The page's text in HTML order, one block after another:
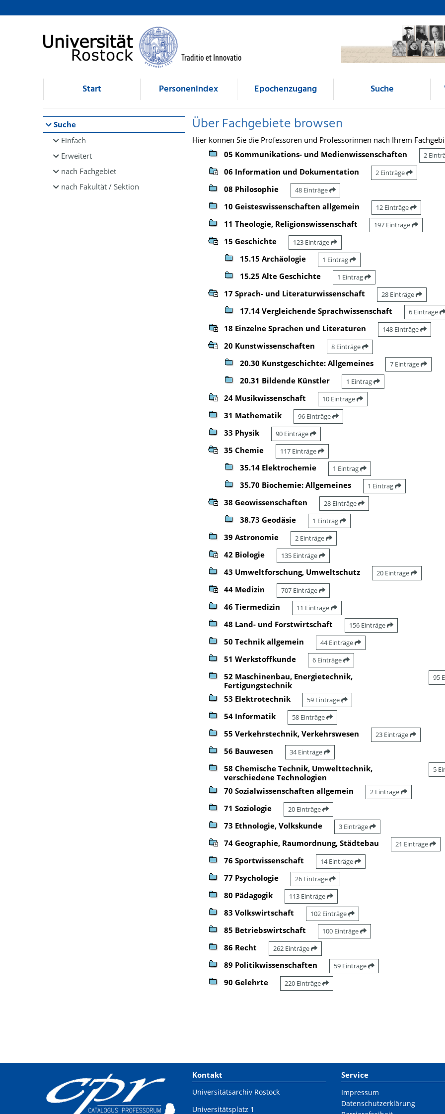
Browsen
direkt zum Inhalt
Start Personenindex Epochenzugang Suche
Suche
Einfach
Erweitert
nach Fachgebiet
nach Fakultät / Sektion
Über Fachgebiete browsen
Hier können Sie die Professoren und Professorinnen nach Ihrem
05 Kommunikations- und Medienwissenschaften
2
06 Information und Dokumentation 2 Einträge
08 Philosophie 48 Einträge
10 Geisteswissenschaften allgemein 12 Einträge
11 Theologie, Religionswissenschaft 197 Einträge
15 Geschichte 123 Einträge
15.15 Archäologie 1 Eintrag
15.25 Alte Geschichte 1 Eintrag
17 Sprach- und Literaturwissenschaft 28 Einträge
17.14 Vergleichende Sprachwissenschaft 6 Einträge
18 Einzelne Sprachen und Literaturen 148 Einträge
20 Kunstwissenschaften 8 Einträge
20.30 Kunstgeschichte: Allgemeines 7 Einträge
20.31 Bildende Künstler 1 Eintrag
24 Musikwissenschaft 10 Einträge
31 Mathematik 96 Einträge
33 Physik 90 Einträge
35 Chemie 117 Einträge
35.14 Elektrochemie 1 Eintrag
35.70 Biochemie: Allgemeines 1 Eintrag
38 Geowissenschaften 28 Einträge
38.73 Geodäsie 1 Eintrag
39 Astronomie 2 Einträge
42 Biologie 135 Einträge
43 Umweltforschung, Umweltschutz 20 Einträge
44 Medizin 707 Einträge
46 Tiermedizin 11 Einträge
48 Land- und Forstwirtschaft 156 Einträge
50 Technik allgemein 44 Einträge
51 Werkstoffkunde 6 Einträge
52 Maschinenbau, Energietechnik,
Fertigungstechnik
95
53 Elektrotechnik 59 Einträge
54 Informatik 58 Einträge
55 Verkehrstechnik, Verkehrswesen 23 Einträge
56 Bauwesen 34 Einträge
58 Chemische Technik, Umwelttechnik,
verschiedene Technologien
5
70 Sozialwissenschaften allgemein 2 Einträge
71 Soziologie 20 Einträge
73 Ethnologie, Volkskunde 3 Einträge
74 Geographie, Raumordnung, Städtebau 21 Einträge
76 Sportwissenschaft 14 Einträge
77 Psychologie 26 Einträge
80 Pädagogik 113 Einträge
83 Volkswirtschaft 102 Einträge
85 Betriebswirtschaft 100 Einträge
86 Recht 262 Einträge
89 Politikwissenschaften 59 Einträge
90 Gelehrte 220 Einträge
Kontakt
Universitätsarchiv Rostock
Universitätsplatz 1
Service
Impressum
Datenschutzerklärung